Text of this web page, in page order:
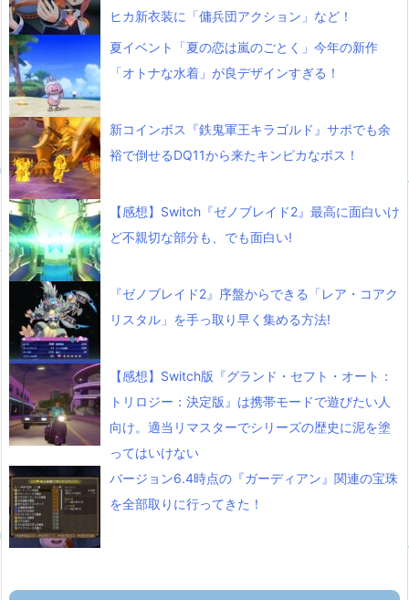
ヒカ新衣装に「傭兵団アクション」など！
夏イベント「夏の恋は嵐のごとく」今年の新作
「オトナな水着」が良デザインすぎる！
新コインボス『鉄鬼軍王キラゴルド』サポでも余
裕で倒せるDQ11から来たキンピカなボス！
【感想】Switch『ゼノブレイド2』最高に面白いけ
ど不親切な部分も、でも面白い!
『ゼノブレイド2』序盤からできる「レア・コアク
リスタル」を手っ取り早く集める方法!
【感想】Switch版『グランド・セフト・オート：
トリロジー：決定版』は携帯モードで遊びたい人
向け。適当リマスターでシリーズの歴史に泥を塗
ってはいけない
バージョン6.4時点の『ガーディアン』関連の宝珠
を全部取りに行ってきた！